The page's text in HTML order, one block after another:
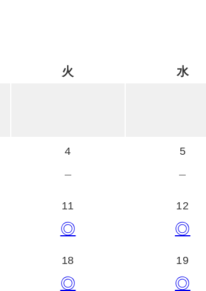
火 水
4
－
5
－
11
◎
12
◎
18
◎
19
◎